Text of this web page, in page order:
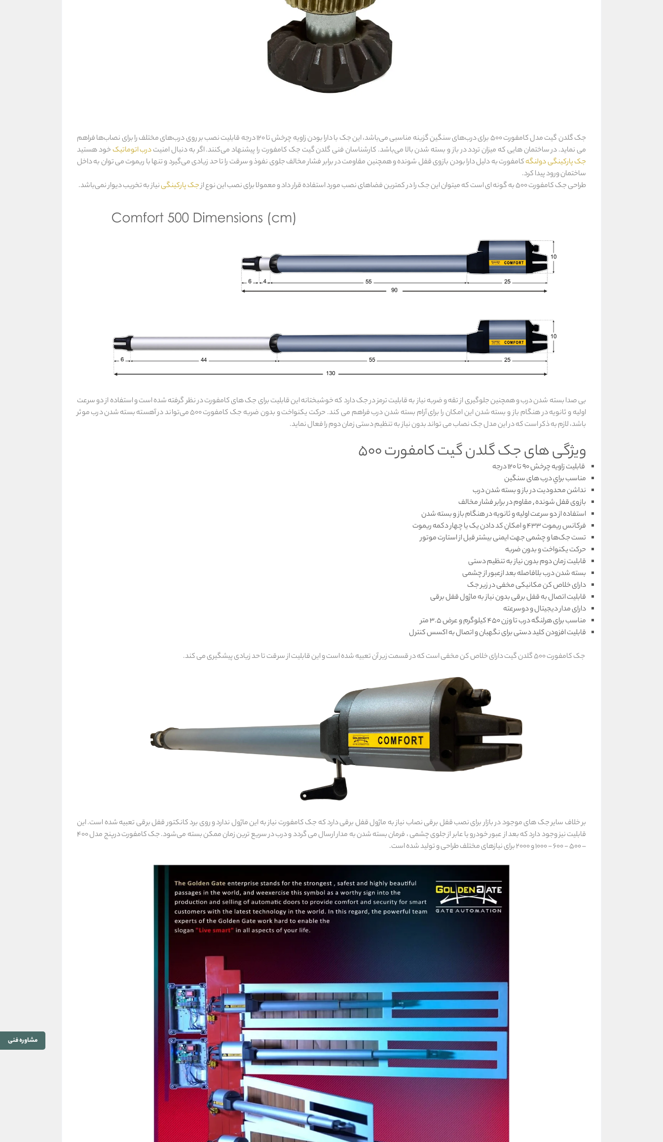
مشاوره فنی
جک گلدن گیت مدل کامفورت 500 برای درب‌های سنگین گزینه مناسبی می‌باشد، این جک با دارا بودن زاویه چرخش تا 120 درجه قابلیت نصب بر روی درب‌های مختلف را برای نصاب‌ها فراهم
می نماید. در ساختمان هایی که میزان تردد در باز و بسته شدن بالا می‌باشد. کارشناسان فنی گلدن گیت جک کامفورت را پیشنهاد می‌کنند. اگر به دنبال امنیتدرب اتوماتیکخود هستید
جک پارکینگی دولنگهکامفورت به دلیل دارا بودن بازوی قفل شونده و همچنین مقاومت در برابر فشار مخالف جلوی نفوذ و سرقت را تا حد زیادی می‌گیرد و تنها با ریموت می توان به داخل
ساختمان ورود پیدا کرد.
طراحی جک کامفورت 500 به گونه ای است که می‎توان این جک را در کمترین فضاهای نصب مورد استفاده قرار داد و معمولا برای نصب این نوع از
جک پارکینگینیاز به تخریب دیوار نمی‌باشد.
بی صدا بسته شدن درب و همچنین جلوگیری از تقه و ضربه نیاز به قابلیت ترمز در جک دارد که خوشبختانه این قابلیت برای جک های کامفورت در نظر گرفته شده است و استفاده از دو سرعت
اولیه و ثانویه در هنگام باز و بسته شدن این امکان را برای آرام بسته شدن درب فراهم می کند. حرکت یکنواخت و بدون ضربه جک کامفورت 500 می‌تواند در آهسته بسته شدن درب موثر
باشد، لازم به ذکر است که در این مدل جک نصاب می تواند بدون نیاز به تنظیم دستی زمان دوم را فعال نماید.
ویژگی ‌های جک گلدن گیت کامفورت 500
قابليت زاويه چرخش 90 تا 120 درجه
مناسب براي درب های سنگین
نداشن محدوديت در باز و بسته شدن درب
بازوی قفل شونده , مقاوم در برابر فشار مخالف
استفاده از دو سرعت اولیه و ثانویه در هنگام باز و بسته شدن
فرکانس ریموت 433 و امکان کد دادن یک یا چهار دکمه ریموت
تست جک‌ها و چشمی جهت ایمنی بیشتر قبل از استارت موتور
حرکت یکنواخت و بدون ضربه
قابليت زمان دوم بدون نياز به تنظيم دستی
بسته شدن درب بلافاصله بعد ازعبور از چشمی
دارای خلاص کن مکانیکی مخفی در زیر جک
قابليت اتصال به قفل برقی بدون نياز به ماژول قفل برقی
دارای مدار دیجیتال و دوسرعته
مناسب برای هرلنگه درب تا وزن 450 کیلوگرم و عرض 3.5 متر
قابلیت افزودن کلید دستی برای نگهبان و اتصال به اکسس کنترل
جک کامفورت 500 گلدن گیت دارای خلاص کن مخفی است که در قسمت زیر آن تعبیه شده است و این قابلیت از سرقت تا حد زیادی پیشگیری می کند.
بر خلاف سایر جک های موجود در بازار برای نصب قفل برقی نصاب نیاز به ماژول قفل برقی دارد که جک کامفورت نیاز به این ماژول ندارد و روی برد کانکتور قفل برقی تعبیه شده است.این
قابلیت نیز وجود دارد که بعد از عبور خودرو یا عابر از جلوی چشمی ، فرمان بسته شدن به مدار ارسال می گردد و درب در سریع ترین زمان ممکن بسته می‌شود.
جک کامفورت درپنج مدل 400
– 500 - 600 - 1000 و 2000 برای نیازهای مختلف طراحی و تولید شده است.